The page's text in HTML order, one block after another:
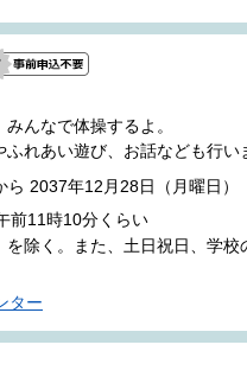
んなで体操するよ。
れあい遊び、お話なども行い
2037年12月28日（月曜日）
前11時10分くらい
除く。また、土日祝日、学
ター